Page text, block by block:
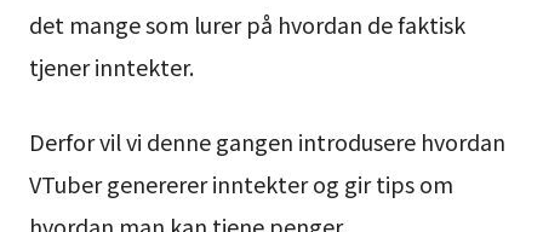
det mange som lurer på hvordan de faktisk
tjener inntekter.
Derfor vil vi denne gangen introdusere hvordan
VTuber genererer inntekter og gir tips om